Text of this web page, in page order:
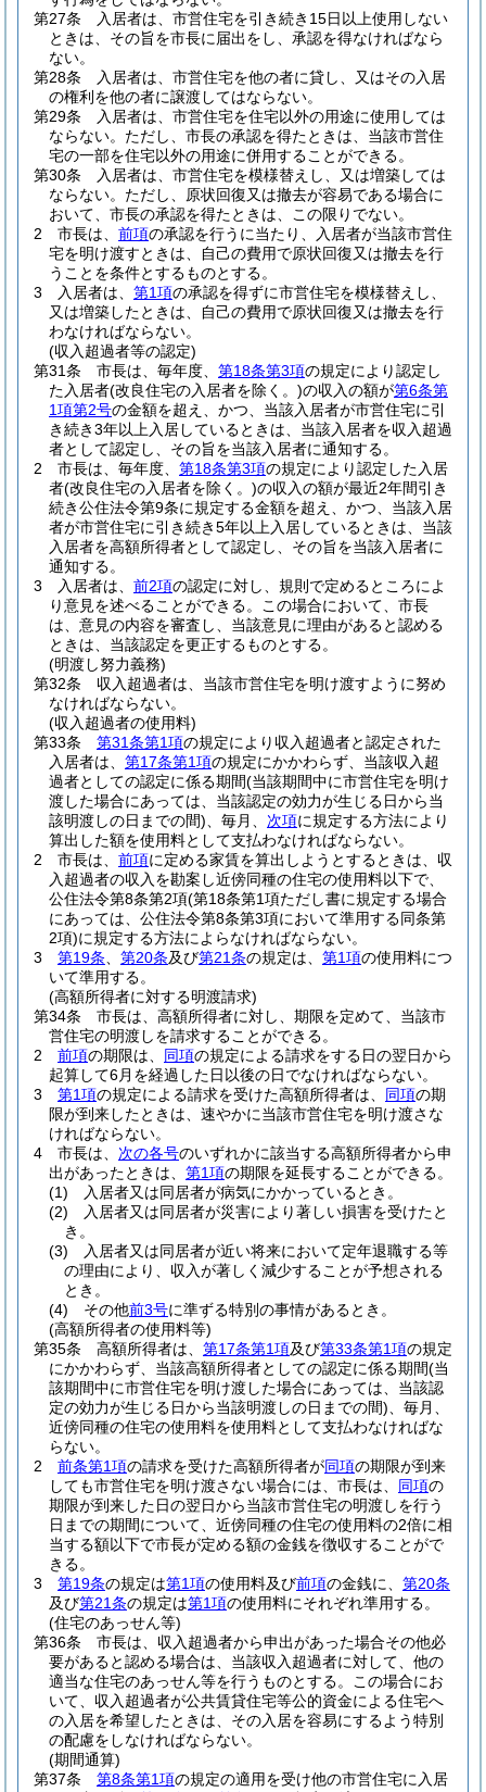
第27条
入居者は、市営住宅を引き続き15日以上使用しない
ときは、その旨を市長に届出をし、承認を得なければなら
ない。
第28条
入居者は、市営住宅を他の者に貸し、又はその入居
の権利を他の者に譲渡してはならない。
第29条
入居者は、市営住宅を住宅以外の用途に使用しては
ならない。 ただし、市長の承認を得たときは、当該市営住
宅の一部を住宅以外の用途に併用することができる。
第30条
入居者は、市営住宅を模様替えし、又は増築しては
ならない。 ただし、原状回復又は撤去が容易である場合に
おいて、市長の承認を得たときは、この限りでない。
2
市長は、 前項の承認を行うに当たり、入居者が当該市営住
宅を明け渡すときは、自己の費用で原状回復又は撤去を行
うことを条件とするものとする。
3
入居者は、 第1項の承認を得ずに市営住宅を模様替えし、
又は増築したときは、自己の費用で原状回復又は撤去を行
わなければならない。
(収入超過者等の認定)
第31条
市長は、毎年度、 第18条第3項の規定により認定し
た入居者(改良住宅の入居者を除く。)の収入の額が第6条第
1項第2号の金額を超え、かつ、当該入居者が市営住宅に引
き続き3年以上入居しているときは、当該入居者を収入超過
者として認定し、その旨を当該入居者に通知する。
2
市長は、毎年度、 第18条第3項の規定により認定した入居
者(改良住宅の入居者を除く。)の収入の額が最近2年間引き
続き公住法令第9条に規定する金額を超え、かつ、当該入居
者が市営住宅に引き続き5年以上入居しているときは、当該
入居者を高額所得者として認定し、その旨を当該入居者に
通知する。
3
入居者は、 前2項の認定に対し、規則で定めるところによ
り意見を述べることができる。
この場合において、市長
は、意見の内容を審査し、当該意見に理由があると認める
ときは、当該認定を更正するものとする。
(明渡し努力義務)
第32条
収入超過者は、当該市営住宅を明け渡すように努め
なければならない。
(収入超過者の使用料)
第33条
第31条第1項の規定により収入超過者と認定された
入居者は、 第17条第1項の規定にかかわらず、当該収入超
過者としての認定に係る期間(当該期間中に市営住宅を明け
渡した場合にあっては、当該認定の効力が生じる日から当
該明渡しの日までの間) 、毎月、 次項に規定する方法により
算出した額を使用料として支払わなければならない。
2
市長は、 前項に定める家賃を算出しようとするときは、収
入超過者の収入を勘案し近傍同種の住宅の使用料以下で、
公住法令第8条第2項(第18条第1項ただし書に規定する場合
にあっては、公住法令第8条第3項において準用する同条第
2項)に規定する方法によらなければならない。
3
第19条 第20条及び第21条の規定は、 第1項の使用料につ
いて準用する。
(高額所得者に対する明渡請求)
第34条
市長は、高額所得者に対し、期限を定めて、当該市
営住宅の明渡しを請求することができる。
2
前項の期限は、 同項の規定による請求をする日の翌日から
起算して6月を経過した日以後の日でなければならない。
3
第1項の規定による請求を受けた高額所得者は、 同項の期
限が到来したときは、速やかに当該市営住宅を明け渡さな
ければならない。
4
市長は、 次の各号のいずれかに該当する高額所得者から申
出があったときは、 第1項の期限を延長することができる。
(1)
入居者又は同居者が病気にかかっているとき。
(2)
入居者又は同居者が災害により著しい損害を受けたと
き。
(3)
入居者又は同居者が近い将来において定年退職する等
の理由により、収入が著しく減少することが予想される
とき。
(4)
その他前3号に準ずる特別の事情があるとき。
(高額所得者の使用料等)
第35条
高額所得者は、 第17条第1項及び第33条第1項の規定
にかかわらず、当該高額所得者としての認定に係る期間(当
該期間中に市営住宅を明け渡した場合にあっては、当該認
定の効力が生じる日から当該明渡しの日までの間) 、毎月、
近傍同種の住宅の使用料を使用料として支払わなければな
らない。
2
前条第1項の請求を受けた高額所得者が同項の期限が到来
しても市営住宅を明け渡さない場合には、市長は、 同項の
期限が到来した日の翌日から当該市営住宅の明渡しを行う
日までの期間について、近傍同種の住宅の使用料の2倍に相
当する額以下で市長が定める額の金銭を徴収することがで
きる。
3
第19条の規定は第1項の使用料及び前項の金銭に、 第20条
及び第21条の規定は第1項の使用料にそれぞれ準用する。
(住宅のあっせん等)
第36条
市長は、収入超過者から申出があった場合その他必
要があると認める場合は、当該収入超過者に対して、他の
適当な住宅のあっせん等を行うものとする。
この場合にお
いて、収入超過者が公共賃貸住宅等公的資金による住宅へ
の入居を希望したときは、その入居を容易にするよう特別
の配慮をしなければならない。
(期間通算)
第37条
第8条第1項の規定の適用を受け他の市営住宅に入居